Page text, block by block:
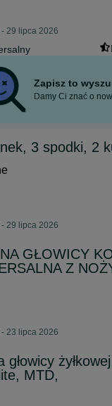
29 lipca 2026
Zapisz to
Damy Ci znać o
3 spodki, 2
29 lipca 2026
GŁOWICY
Z
23 lipca 2026
głowicy
MTD,